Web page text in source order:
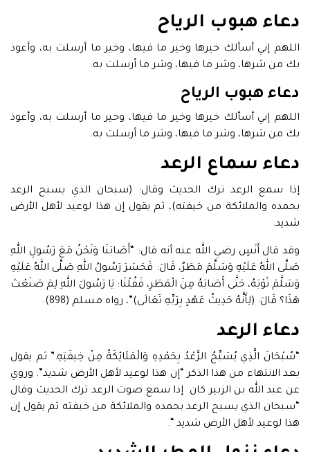
دعاء هبوب الرياح
اللهم إني أسألك خيرها وخير ما فيها، وخير ما أرسلت به، وأعوذ
بك من شرها، وشر ما فيها، وشر ما أرسلت به.
دعاء هبوب الرياح
اللهم إني أسألك خيرها وخير ما فيها، وخير ما أرسلت به، وأعوذ
بك من شرها، وشر ما فيها، وشر ما أرسلت به.
دعاء سماع الرعد
إذا سمع الرعد ترك الحديث وقال: (سبحان الذي يسبح الرعد
بحمده والملائكة من خيفته)، ثم يقول إن هذا لوعيد لأهل الأرض
شديد.
وقد قال أَنَسٍ رضي الله عنه أنه قال: “أَصَابَنَا وَنَحْنُ مَعَ رَسُولِ اللهِ
صَلَّى اللهُ عَلَيْهِ وَسَلَّمَ مَطَرٌ، قَالَ: فَحَسَرَ رَسُولُ اللهِ صَلَّى اللهُ عَلَيْهِ
وَسَلَّمَ ثَوْبَهُ، حَتَّى أَصَابَهُ مِنَ الْمَطَرِ، فَقُلْنَا: يَا رَسُولَ اللهِ لِمَ صَنَعْتَ
هَذَا؟ قَالَ: (لِأَنَّهُ حَدِيثُ عَهْدٍ بِرَبِّهِ تَعَالَى)”، رواه مسلم (898).
دعاء الرعد
“سُبْحَانَ الَّذِي يُسَبِّحُ الرَّعْدُ بِحَمْدِهِ وَالْمَلَائِكَةُ مِنْ خِيفَتِهِ.” ثم يقول
بعد الانتهاء من هذا الذكر “إن هذا لوعيد لأهل الأرض شديد”. وروي
عن عبد الله بن الزبير كان ‏ ‏إذا سمع صوت الرعد ترك الحديث وقال
“سبحان الذي يسبح الرعد بحمده والملائكة من خيفته ثم يقول إن
هذا لوعيد لأهل الأرض شديد “.